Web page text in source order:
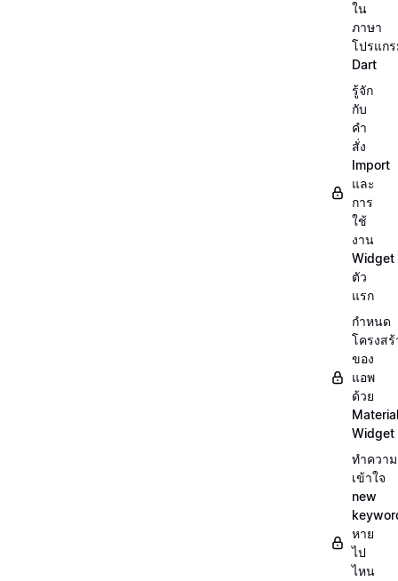
ใน
ภาษา
โปรแก
Dart
รู้จัก
กับ
คำ
สั่ง
Import
และ
การ
ใช้
งาน
Widget
ตัว
แรก
กำหนด
โครงสร้
ของ
แอพ
ด้วย
Widget
ทำความ
เข้าใจ
new
หาย
ไป
ไหน